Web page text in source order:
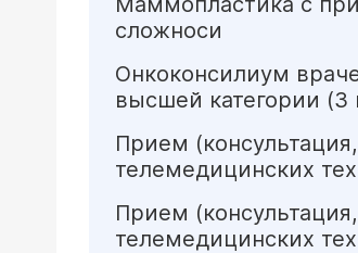
сложноси
Онкоконсилиум
высшей категории (3
Прием
телемедицинских
Прием
телемедицинских